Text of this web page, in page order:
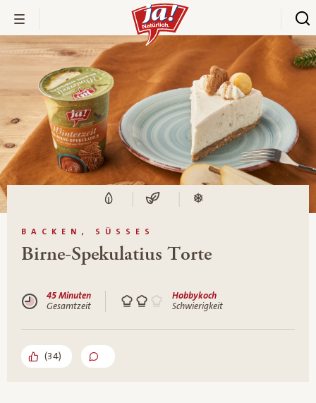
BACKEN, SÜSSES
Birne-Spekulatius Torte
45 Minuten
Gesamtzeit
Hobbykoch
Schwierigkeit
(34)